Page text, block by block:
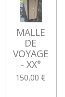
MALLE
DE
VOYAGE
- XX°
150,00 €